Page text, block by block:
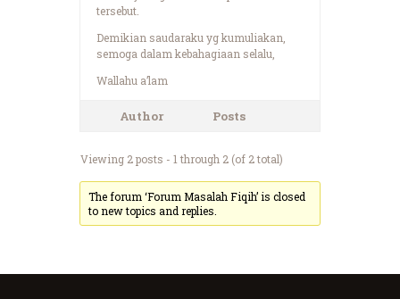
tersebut.
Demikian saudaraku yg kumuliakan,
semoga dalam kebahagiaan selalu,
Wallahu a’lam
Author Posts
Viewing 2 posts - 1 through 2 (of 2 total)
The forum ‘Forum Masalah Fiqih’ is closed
to new topics and replies.